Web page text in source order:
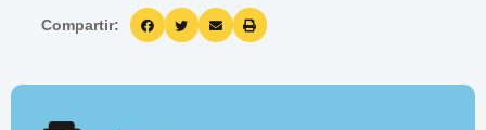
Compartir: